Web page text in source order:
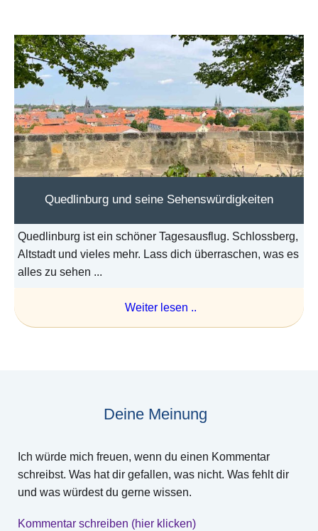
Quedlinburg und seine Sehenswürdigkeiten
Quedlinburg ist ein schöner Tagesausflug. Schlossberg,
Altstadt und vieles mehr. Lass dich überraschen, was es
alles zu sehen ...
Weiter lesen ..
Deine Meinung
Ich würde mich freuen, wenn du einen Kommentar
schreibst. Was hat dir gefallen, was nicht. Was fehlt dir
und was würdest du gerne wissen.
Kommentar schreiben (hier klicken)